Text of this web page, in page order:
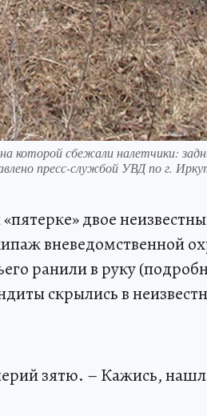
которой сбежали налетчики:
пресс-службой УВД по г.
двое
вневедомственной
ранили в руку
скрылись в
зятю. – Кажись,